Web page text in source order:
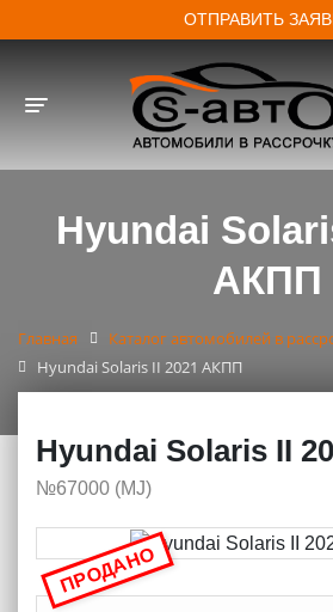
Toggle navigation
ОТПРАВИТЬ
Hyundai
АКПП
Главная
Каталог автомобилей в
Hyundai Solaris II 2021 АКПП
Hyundai Solaris II
№67000 (МJ)
ПРОДАНО